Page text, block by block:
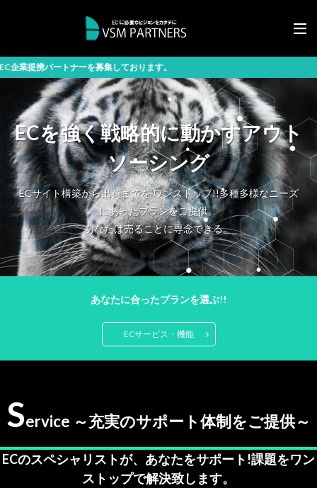
を募集しております。
ECを強く戦略的に動かすアウト
ソーシング
ECサイト構築から出荷までを ワンストップ!!多種多様なニーズ
にあったプランをご提供。
あなたは売ることに専念できる。
あなたに合ったプランを選ぶ!!
ECサービス・機能
Service ～充実のサポート体制をご提供～
ECのスペシャリストが、あなたをサポート!課題をワン
ストップで解決致します。